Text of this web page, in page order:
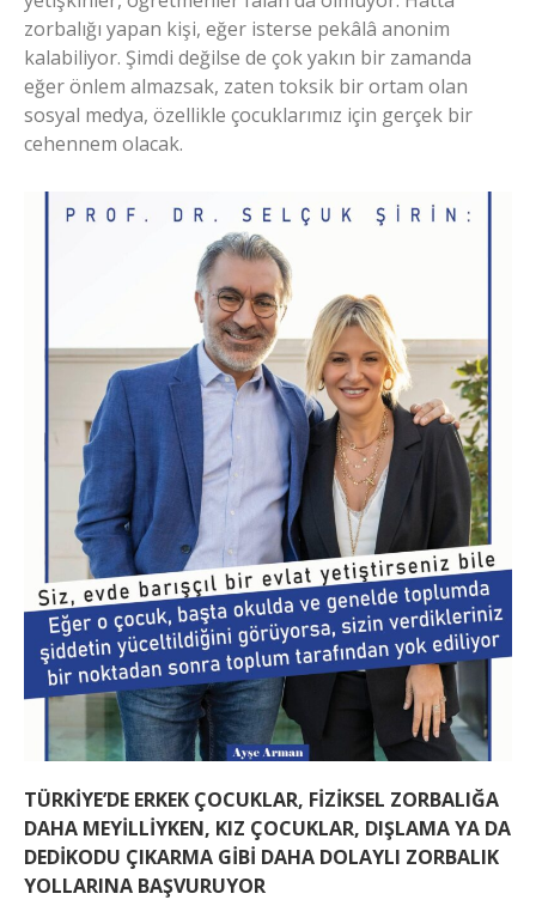
zorbalığı yapan kişi, eğer isterse pekâlâ anonim
kalabiliyor. Şimdi değilse de çok yakın bir zamanda
eğer önlem almazsak, zaten toksik bir ortam olan
sosyal medya, özellikle çocuklarımız için gerçek bir
cehennem olacak.
TÜRKİYE’DE ERKEK ÇOCUKLAR, FİZİKSEL ZORBALIĞA
DAHA MEYİLLİYKEN, KIZ ÇOCUKLAR, DIŞLAMA YA DA
DEDİKODU ÇIKARMA GİBİ DAHA DOLAYLI ZORBALIK
YOLLARINA BAŞVURUYOR